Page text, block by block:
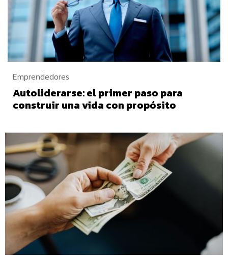
Emprendedores
Autoliderarse: el primer paso para
construir una vida con propósito